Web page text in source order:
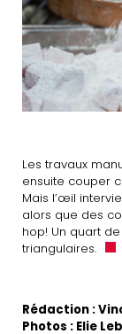
Les travaux
ensuite couper
Mais l’œil
alors que des
hop! Un quart
triangulaires.
Rédaction :
Photos : Elie